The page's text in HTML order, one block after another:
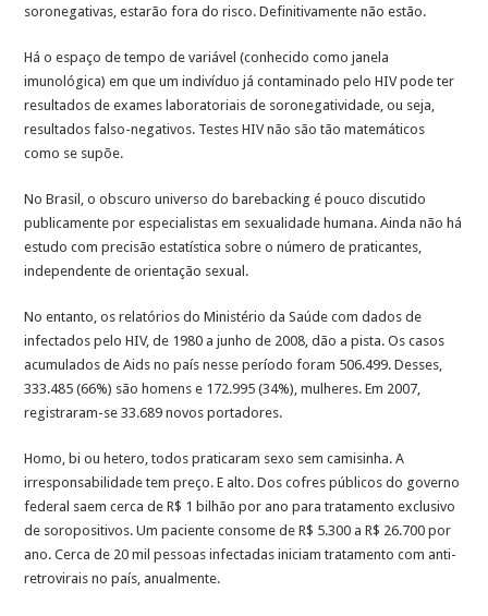
soronegativas, estarão fora do risco. Definitivamente não estão.
Há o espaço de tempo de variável (conhecido como janela
imunológica) em que um indivíduo já contaminado pelo HIV pode ter
resultados de exames laboratoriais de soronegatividade, ou seja,
resultados falso-negativos. Testes HIV não são tão matemáticos
como se supõe.
No Brasil, o obscuro universo do barebacking é pouco discutido
publicamente por especialistas em sexualidade humana. Ainda não há
estudo com precisão estatística sobre o número de praticantes,
independente de orientação sexual.
No entanto, os relatórios do Ministério da Saúde com dados de
infectados pelo HIV, de 1980 a junho de 2008, dão a pista. Os casos
acumulados de Aids no país nesse período foram 506.499. Desses,
333.485 (66%) são homens e 172.995 (34%), mulheres. Em 2007,
registraram-se 33.689 novos portadores.
Homo, bi ou hetero, todos praticaram sexo sem camisinha. A
irresponsabilidade tem preço. E alto. Dos cofres públicos do governo
federal saem cerca de R$ 1 bilhão por ano para tratamento exclusivo
de soropositivos. Um paciente consome de R$ 5.300 a R$ 26.700 por
ano. Cerca de 20 mil pessoas infectadas iniciam tratamento com anti-
retrovirais no país, anualmente.